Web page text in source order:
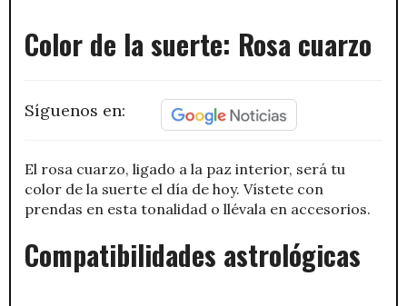
Color de la suerte: Rosa cuarzo
Síguenos en:
El rosa cuarzo, ligado a la paz interior, será tu
color de la suerte el día de hoy. Vístete con
prendas en esta tonalidad o llévala en accesorios.
Compatibilidades astrológicas